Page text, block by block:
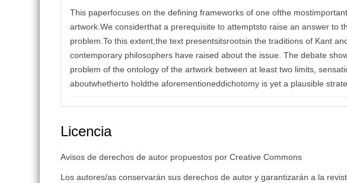
This paperfocuses on the defining frameworks of one ofthe
artwork.We considerthat a prerequisite to attemptsto raise an answer to
problem.To this extent,the text presentsitsrootsin the traditions of Kant
contemporary philosophers have raised about the issue. The debate
problem of the ontology of the artwork between at least two limits,
aboutwhetherto holdthe aforementioneddichotomy is yet a plausible
Licencia
Avisos de derechos de autor propuestos por Creative Commons
Los autores/as conservarán sus derechos de autor y garantizarán a la